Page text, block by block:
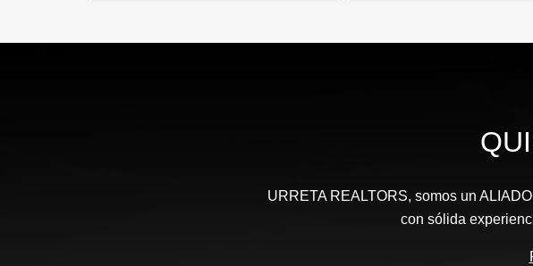
$1.900.000.000
URRETA REALTORS, somos un
con sólida